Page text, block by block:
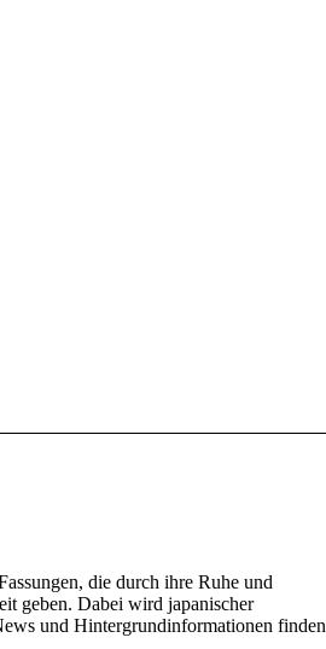
die durch ihre Ruhe und
geben. Dabei wird japanischer
und Hintergrundinformationen finden